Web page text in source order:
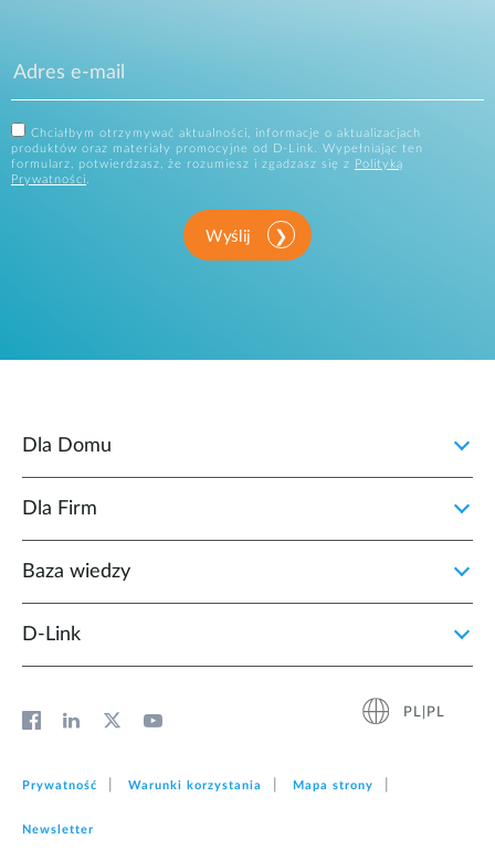
Chciałbym otrzymywać aktualności, informacje o aktualizacjach
produktów oraz materiały promocyjne od D-Link. Wypełniając ten
formularz, potwierdzasz, że rozumiesz i zgadzasz się z
Polityką
Prywatności.
Wyślij
Dla Domu
Dla Firm
Baza wiedzy
D‑Link
PL|PL
Prywatność Warunki korzystania Mapa strony
Newsletter